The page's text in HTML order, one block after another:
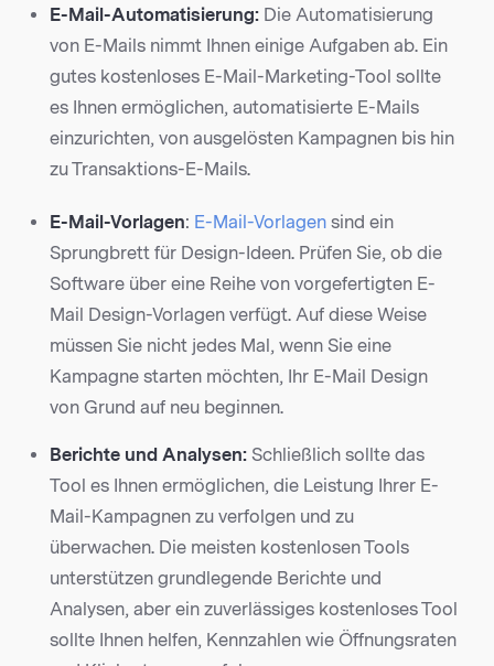
E-Mail-Automatisierung: Die Automatisierung
von E-Mails nimmt Ihnen einige Aufgaben ab. Ein
gutes kostenloses E-Mail-Marketing-Tool sollte
es Ihnen ermöglichen, automatisierte E-Mails
einzurichten, von ausgelösten Kampagnen bis hin
zu Transaktions-E-Mails.
E-Mail-Vorlagen: E-Mail-Vorlagen sind ein
Sprungbrett für Design-Ideen. Prüfen Sie, ob die
Software über eine Reihe von vorgefertigten E-
Mail Design-Vorlagen verfügt. Auf diese Weise
müssen Sie nicht jedes Mal, wenn Sie eine
Kampagne starten möchten, Ihr E-Mail Design
von Grund auf neu beginnen.
Berichte und Analysen: Schließlich sollte das
Tool es Ihnen ermöglichen, die Leistung Ihrer E-
Mail-Kampagnen zu verfolgen und zu
überwachen. Die meisten kostenlosen Tools
unterstützen grundlegende Berichte und
Analysen, aber ein zuverlässiges kostenloses Tool
sollte Ihnen helfen, Kennzahlen wie Öffnungsraten